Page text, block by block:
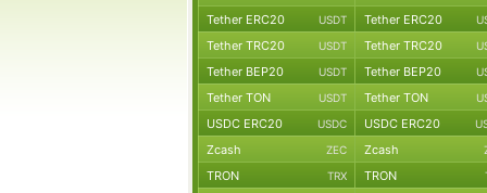
Tether ERC20 USDT Tether ERC20
Tether TRC20 USDT Tether TRC20
Tether BEP20 USDT Tether BEP20
Tether TON USDT Tether TON
USDC ERC20 USDC USDC ERC20
Zcash ZEC Zcash
TRON TRX TRON